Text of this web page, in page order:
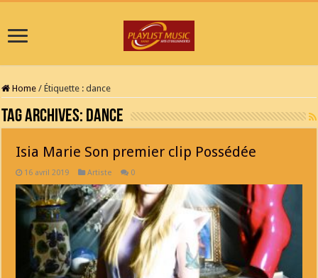
Home / Étiquette :dance
Tag Archives: dance
Isia Marie Son premier clip Possédée
16 avril 2019 Artiste 0